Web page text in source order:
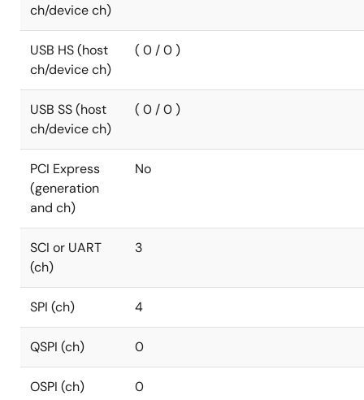
ch/device ch)
USB HS (host
ch/device ch)
( 0 / 0 )
USB SS (host
ch/device ch)
( 0 / 0 )
PCI Express
(generation
and ch)
No
SCI or UART
(ch)
3
SPI (ch) 4
QSPI (ch) 0
OSPI (ch) 0